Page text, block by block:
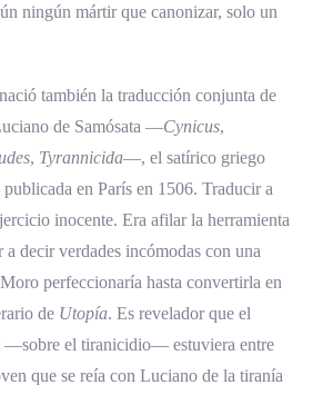
ningún mártir que canonizar, solo un
también la traducción conjunta de
de Samósata —Cynicus,
, Tyrannicida—, el satírico griego
en París en 1506. Traducir a
inocente. Era afilar la herramienta
a decir verdades incómodas con una
perfeccionaría hasta convertirla en
de Utopía. Es revelador que el
—sobre el tiranicidio— estuviera entre
que se reía con Luciano de la tiranía